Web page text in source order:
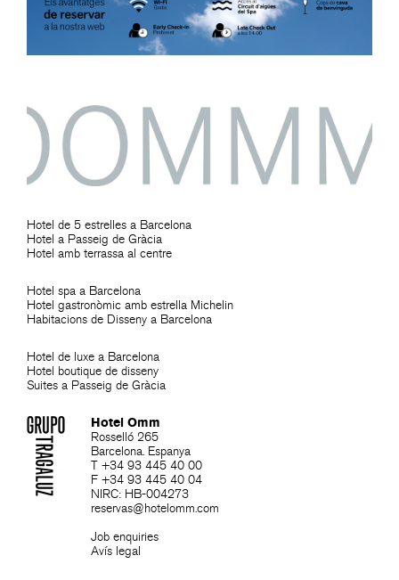
Hotel de 5 estrelles a Barcelona
Hotel a Passeig de Gràcia
Hotel amb terrassa al centre
Hotel spa a Barcelona
Hotel gastronòmic amb estrella Michelin
Habitacions de Disseny a Barcelona
Hotel de luxe a Barcelona
Hotel boutique de disseny
Suites a Passeig de Gràcia
Hotel Omm
Rosselló 265
Barcelona. Espanya
T +34 93 445 40 00
F +34 93 445 40 04
NIRC: HB-004273
reservas@hotelomm.com
Job enquiries
Avís legal